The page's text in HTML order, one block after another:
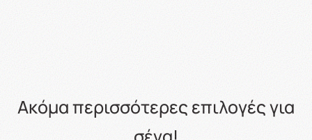
Ακόμα περισσότερες επιλογές για